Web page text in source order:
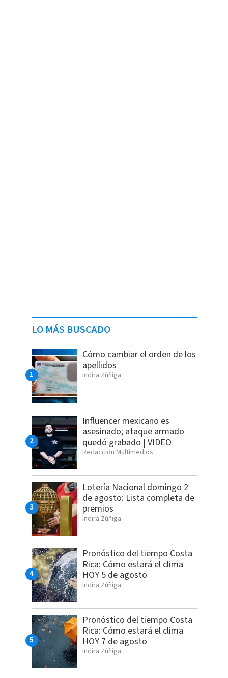
LO MÁS BUSCADO
Cómo cambiar el orden de los
apellidos
Indira Zúñiga
Influencer mexicano es
asesinado; ataque armado
quedó grabado | VIDEO
Redacción Multimedios
Lotería Nacional domingo 2
de agosto: Lista completa de
premios
Indira Zúñiga
Pronóstico del tiempo Costa
Rica: Cómo estará el clima
HOY 5 de agosto
Indira Zúñiga
Pronóstico del tiempo Costa
Rica: Cómo estará el clima
HOY 7 de agosto
Indira Zúñiga